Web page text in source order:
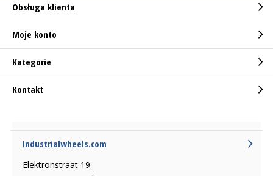
Obsługa klienta
Moje konto
Kategorie
Kontakt
Industrialwheels.com
Elektronstraat 19